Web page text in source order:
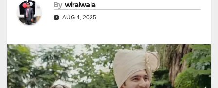
By wiralwala
AUG 4, 2025